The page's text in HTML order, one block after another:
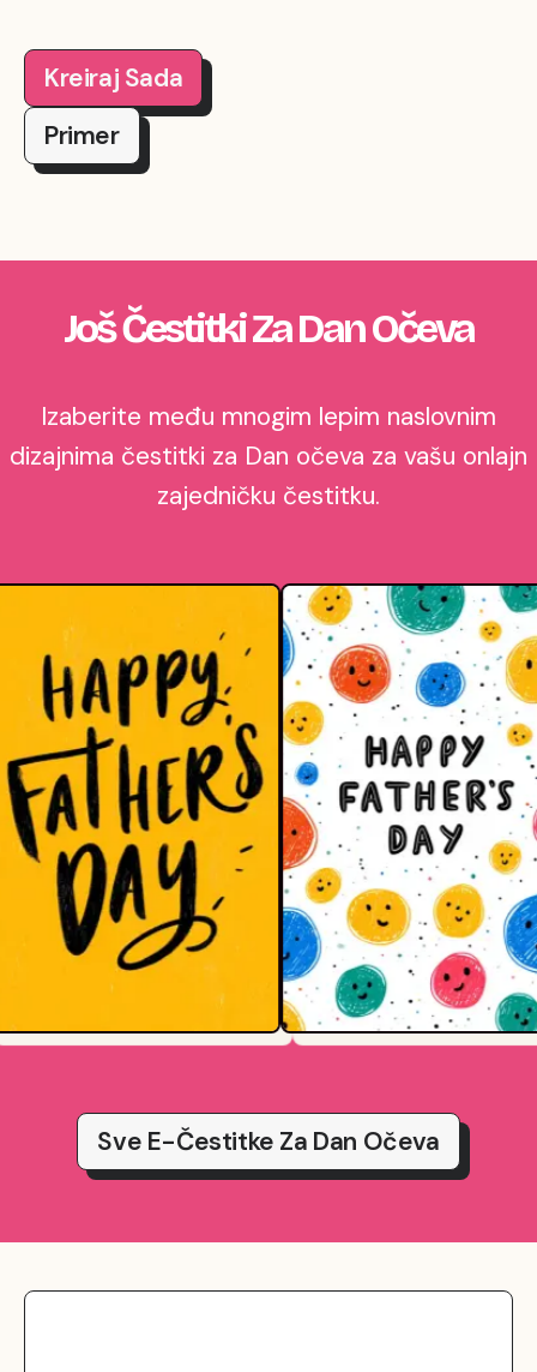
Kreiraj Sada
Primer
Još Čestitki Za Dan Očeva
Izaberite među mnogim lepim naslovnim
dizajnima čestitki za Dan očeva za vašu onlajn
zajedničku čestitku.
Sve E-Čestitke Za Dan Očeva